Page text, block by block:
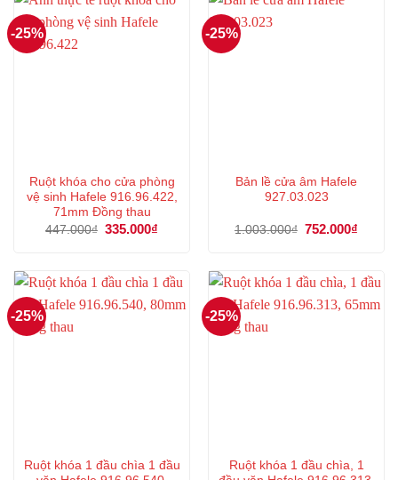
-25%
Ruột khóa cho cửa phòng
vệ sinh Hafele 916.96.422,
71mm Đồng thau
447.000₫ Giá
335.000₫
335.000₫.
-25%
Bản lề cửa âm Hafele
927.03.023
1.003.000₫ Giá
752.000₫
-25%
Ruột khóa 1 đầu chìa 1 đầu
-25%
Ruột khóa 1 đầu chìa, 1